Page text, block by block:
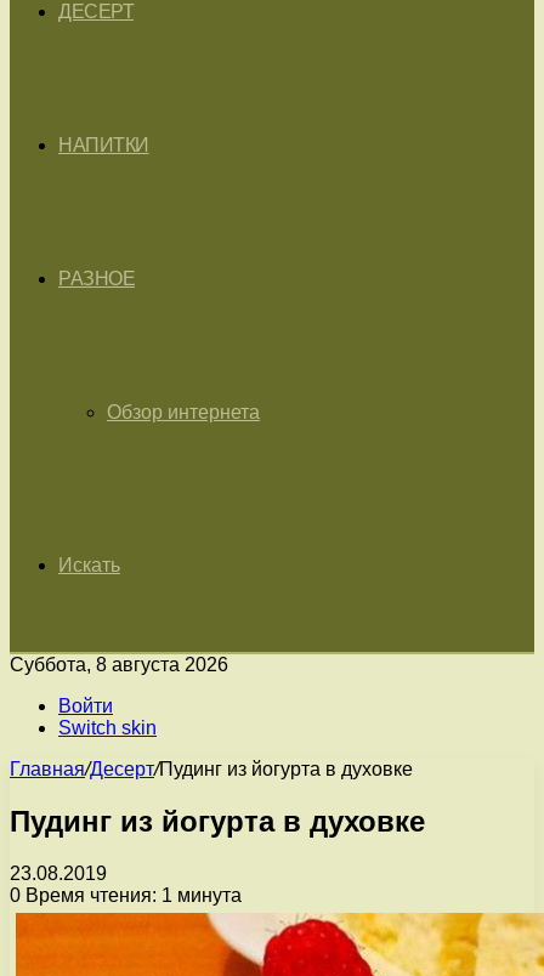
ДЕСЕРТ
НАПИТКИ
РАЗНОЕ
Обзор интернета
Искать
Суббота, 8 августа 2026
Войти
Switch skin
Главная/Десерт/Пудинг из йогурта в духовке
Пудинг из йогурта в духовке
23.08.2019
0 Время чтения: 1 минута